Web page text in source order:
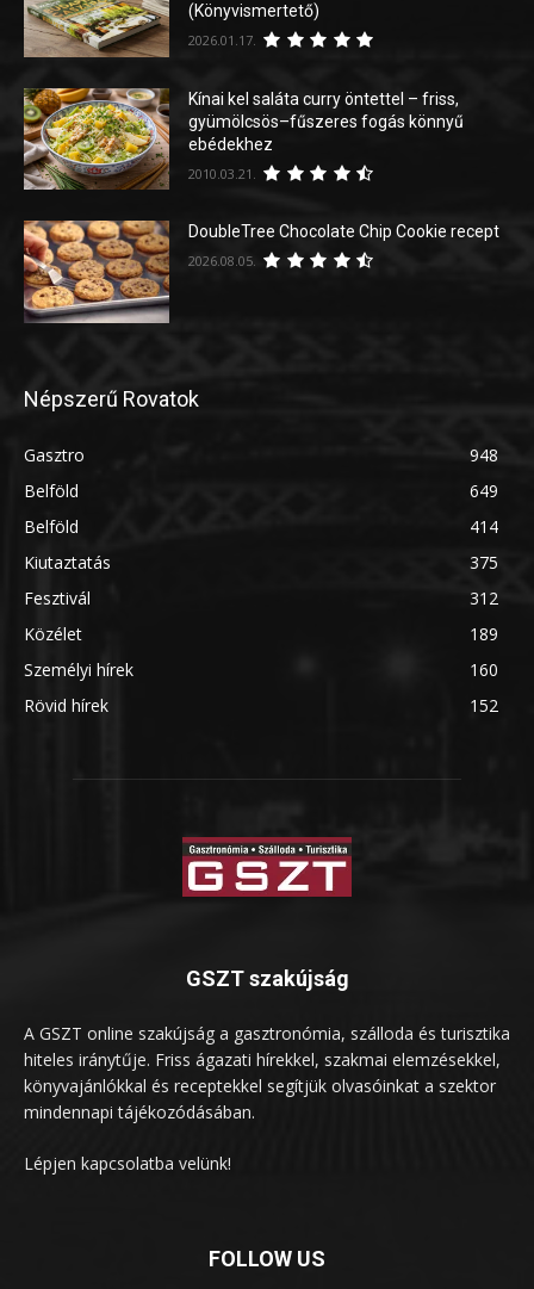
(Könyvismertető)
2026.01.17.
Kínai kel saláta curry öntettel – friss,
gyümölcsös–fűszeres fogás könnyű
ebédekhez
2010.03.21.
DoubleTree Chocolate Chip Cookie recept
2026.08.05.
Népszerű Rovatok
Gasztro
948
Belföld
649
Belföld
414
Kiutaztatás
375
Fesztivál
312
Közélet
189
Személyi hírek
160
Rövid hírek
152
GSZT szakújság
A GSZT online szakújság a gasztronómia, szálloda és turisztika
hiteles iránytűje. Friss ágazati hírekkel, szakmai elemzésekkel,
könyvajánlókkal és receptekkel segítjük olvasóinkat a szektor
mindennapi tájékozódásában.
Lépjen kapcsolatba velünk!
FOLLOW US